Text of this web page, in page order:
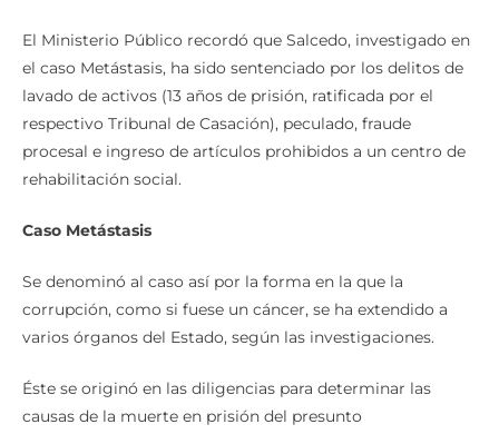
El Ministerio Público recordó que Salcedo, investigado en
el caso Metástasis, ha sido sentenciado por los delitos de
lavado de activos (13 años de prisión, ratificada por el
respectivo Tribunal de Casación), peculado, fraude
procesal e ingreso de artículos prohibidos a un centro de
rehabilitación social.
Caso Metástasis
Se denominó al caso así por la forma en la que la
corrupción, como si fuese un cáncer, se ha extendido a
varios órganos del Estado, según las investigaciones.
Éste se originó en las diligencias para determinar las
causas de la muerte en prisión del presunto